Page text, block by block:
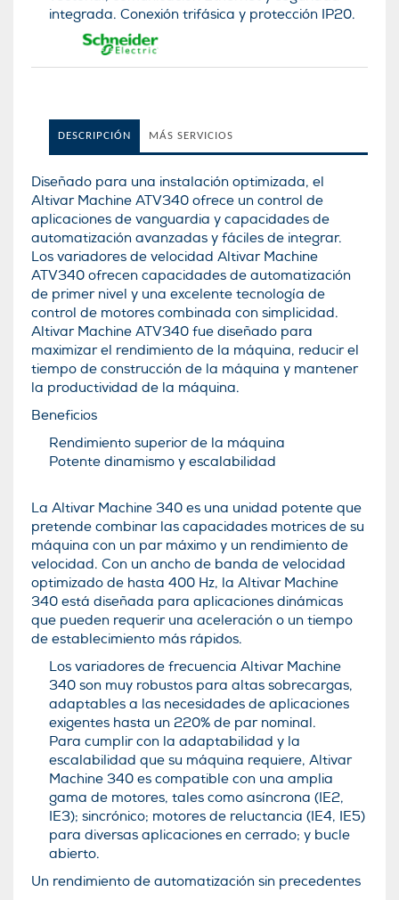
integrada. Conexión trifásica y protección IP20.
DESCRIPCIÓN MÁS SERVICIOS
Diseñado para una instalación optimizada, el
Altivar Machine ATV340 ofrece un control de
aplicaciones de vanguardia y capacidades de
automatización avanzadas y fáciles de integrar.
Los variadores de velocidad Altivar Machine
ATV340 ofrecen capacidades de automatización
de primer nivel y una excelente tecnología de
control de motores combinada con simplicidad.
Altivar Machine ATV340 fue diseñado para
maximizar el rendimiento de la máquina, reducir el
tiempo de construcción de la máquina y mantener
la productividad de la máquina.
Beneficios
Rendimiento superior de la máquina
Potente dinamismo y escalabilidad
La Altivar Machine 340 es una unidad potente que
pretende combinar las capacidades motrices de su
máquina con un par máximo y un rendimiento de
velocidad. Con un ancho de banda de velocidad
optimizado de hasta 400 Hz, la Altivar Machine
340 está diseñada para aplicaciones dinámicas
que pueden requerir una aceleración o un tiempo
de establecimiento más rápidos.
Los variadores de frecuencia Altivar Machine
340 son muy robustos para altas sobrecargas,
adaptables a las necesidades de aplicaciones
exigentes hasta un 220% de par nominal.
Para cumplir con la adaptabilidad y la
escalabilidad que su máquina requiere, Altivar
Machine 340 es compatible con una amplia
gama de motores, tales como asíncrona (IE2,
IE3); sincrónico; motores de reluctancia (IE4, IE5)
para diversas aplicaciones en cerrado; y bucle
abierto.
Un rendimiento de automatización sin precedentes